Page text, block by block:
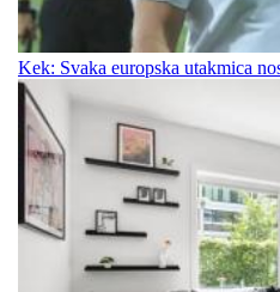
Kek: Svaka europska utakmica